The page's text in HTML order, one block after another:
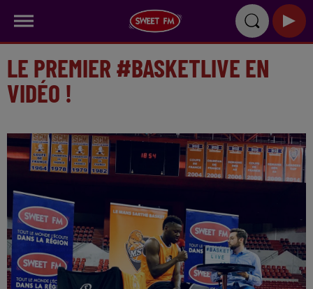
LE PREMIER #BASKETLIVE EN
VIDÉO !